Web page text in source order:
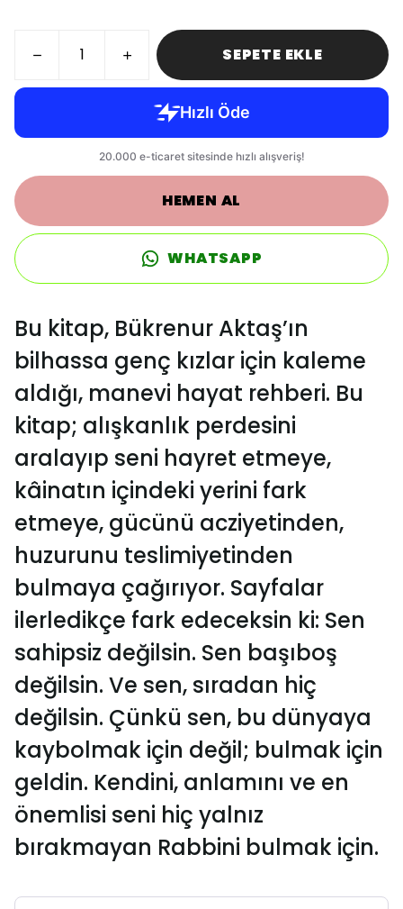
SEPETE EKLE
HEMEN AL
WHATSAPP
Bu kitap, Bükrenur Aktaş’ın
bilhassa genç kızlar için kaleme
aldığı, manevi hayat rehberi. Bu
kitap; alışkanlık perdesini
aralayıp seni hayret etmeye,
kâinatın içindeki yerini fark
etmeye, gücünü acziyetinden,
huzurunu teslimiyetinden
bulmaya çağırıyor. Sayfalar
ilerledikçe fark edeceksin ki: Sen
sahipsiz değilsin. Sen başıboş
değilsin. Ve sen, sıradan hiç
değilsin. Çünkü sen, bu dünyaya
kaybolmak için değil; bulmak için
geldin. Kendini, anlamını ve en
önemlisi seni hiç yalnız
bırakmayan Rabbini bulmak için.